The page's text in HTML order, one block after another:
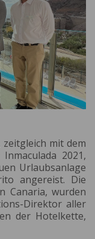
zeitgleich mit dem
2021,
Urlaubsanlage
angereist. Die
Canaria, wurden
Direktor aller
der Hotelkette,